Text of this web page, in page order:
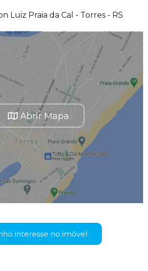
Luiz Praia da Cal - Torres - RS
Abrir Mapa
interesse no imóvel